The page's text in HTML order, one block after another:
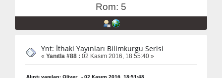
Rom: 5
Ynt: İthaki Yayınları Bilimkurgu Serisi
« Yanıtla #88 : 02 Kasım 2016, 18:55:40 »
Alıntı yapılan: Oliver_ - 02 Kasım 2016, 18:51:48